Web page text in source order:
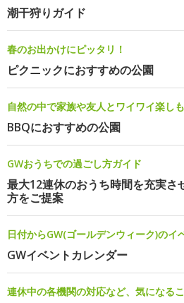
潮干狩りガイド
春のお出かけにピッタリ！
ピクニックにおすすめの公園
自然の中で家族や友人とワイワイ楽し
BBQにおすすめの公園
GWおうちでの過ごし方ガイド
最大12連休のおうち時間を充実さ
方をご提案
日付からGW(ゴールデンウィーク)のイ
GWイベントカレンダー
連休中の各機関の対応など、気になる